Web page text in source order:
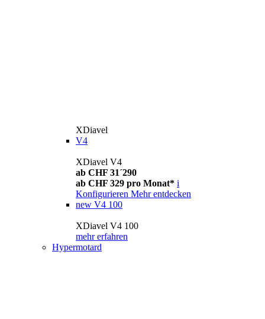
XDiavel
V4
XDiavel V4
ab CHF 31´290
ab CHF 329 pro Monat* i
Konfigurieren Mehr entdecken
new V4 100
XDiavel V4 100
mehr erfahren
Hypermotard